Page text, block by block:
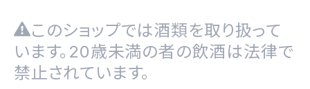
このショップでは酒類を取り扱って
います。20歳未満の者の飲酒は法律で
禁止されています。